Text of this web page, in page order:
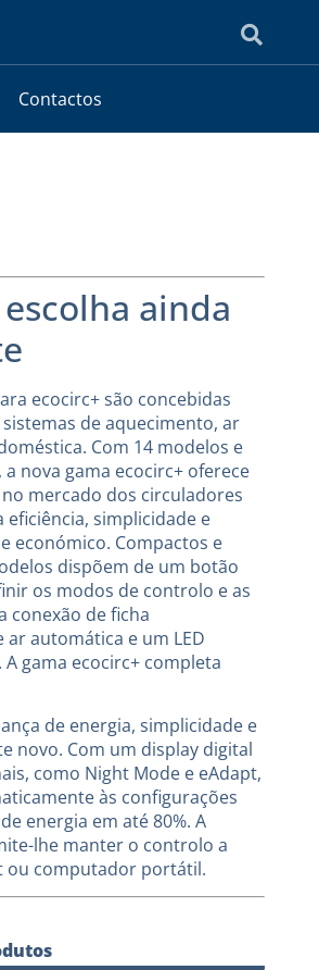
Contactos
ainda
ecocirc+ são concebidas
de aquecimento, ar
Com 14 modelos e
nova gama ecocirc+ oferece
mercado dos circuladores
simplicidade e
económico. Compactos e
dispõem de um botão
os modos de controlo e as
conexão de ficha
automática e um LED
gama ecocirc+ completa
de energia, simplicidade e
novo. Com um display digital
como Night Mode e eAdapt,
às configurações
energia em até 80%. A
lhe manter o controlo a
ou computador portátil.